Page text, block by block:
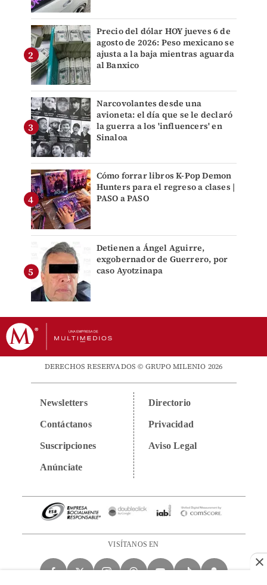
Precio del dólar HOY jueves 6 de
agosto de 2026: Peso mexicano se
ajusta a la baja mientras aguarda
al Banxico
Narcovolantes desde una
avioneta: el día que se le declaró
la guerra a los 'influencers' en
Sinaloa
Cómo forrar libros K-Pop Demon
Hunters para el regreso a clases |
PASO a PASO
Detienen a Ángel Aguirre,
exgobernador de Guerrero, por
caso Ayotzinapa
DERECHOS RESERVADOS © GRUPO MILENIO 2026
Newsletters
Contáctanos
Suscripciones
Anúnciate
Directorio
Privacidad
Aviso Legal
VISÍTANOS EN